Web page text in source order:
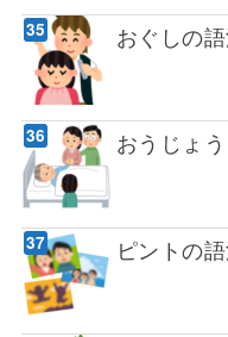
おぐしの
おうじょ
ピントの